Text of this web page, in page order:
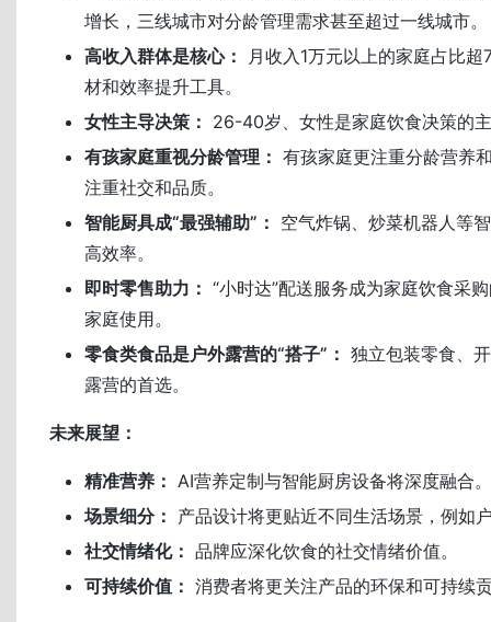
增长，三线城市对分龄管理需求甚至超过一线城市。
高收入群体是核心：
月收入1万元以上的家庭占比
材和效率提升工具。
女性主导决策： 26-40岁、女性是家庭饮食决策的
有孩家庭重视分龄管理： 有孩家庭更注重分龄营养
注重社交和品质。
智能厨具成“最强辅助”： 空气炸锅、炒菜机器人等
高效率。
即时零售助力： “小时达”配送服务成为家庭饮食采
家庭使用。
零食类食品是户外露营的“搭子”： 独立包装零食、
露营的首选。
未来展望：
精准营养： AI营养定制与智能厨房设备将深度融合。
场景细分： 产品设计将更贴近不同生活场景，例如
社交情绪化： 品牌应深化饮食的社交情绪价值。
可持续价值： 消费者将更关注产品的环保和可持续